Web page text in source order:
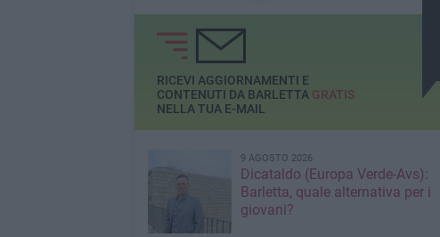
premiazione presso la Sala
Giunta del Palazzo di Città
RICEVI AGGIORNAMENTI E
CONTENUTI DA BARLETTA GRATIS
NELLA TUA E-MAIL
9 AGOSTO 2026
Dicataldo (Europa Verde-Avs):
Barletta, quale alternativa per i
giovani?